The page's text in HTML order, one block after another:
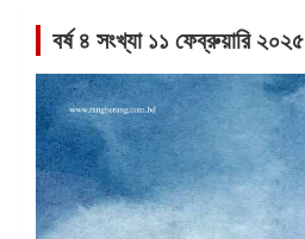
বর্ষ ৪ সংখ্যা ১১ ফেব্রুয়ারি ২০২৫